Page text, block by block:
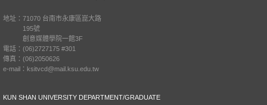
地址：71070 台南市永康區崑大路
195號
創意媒體學院一館3F
電話：(06)2727175 #301
傳真：(06)2050626
e-mail：ksitvcd@mail.ksu.edu.tw
KUN SHAN UNIVERSITY DEPARTMENT/GRADUATE